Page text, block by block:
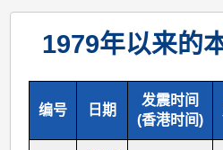
1979年以来的
编号 日期
发震时间
(香港时间)